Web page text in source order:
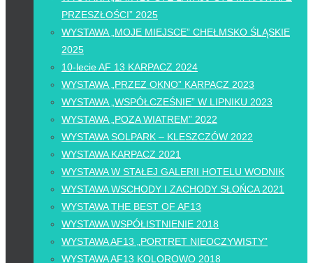
PRZESZŁOŚCI” 2025
WYSTAWA „MOJE MIEJSCE” CHEŁMSKO ŚLĄSKIE
2025
10-lecie AF 13 KARPACZ 2024
WYSTAWA „PRZEZ OKNO” KARPACZ 2023
WYSTAWA „WSPÓŁCZEŚNIE” W LIPNIKU 2023
WYSTAWA „POZA WIATREM” 2022
WYSTAWA SOLPARK – KLESZCZÓW 2022
WYSTAWA KARPACZ 2021
WYSTAWA W STAŁEJ GALERII HOTELU WODNIK
WYSTAWA WSCHODY I ZACHODY SŁOŃCA 2021
WYSTAWA THE BEST OF AF13
WYSTAWA WSPÓŁISTNIENIE 2018
WYSTAWA AF13 „PORTRET NIEOCZYWISTY”
WYSTAWA AF13 KOLOROWO 2018